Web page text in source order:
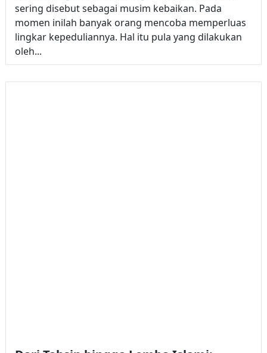
sering disebut sebagai musim kebaikan. Pada
momen inilah banyak orang mencoba memperluas
lingkar kepeduliannya. Hal itu pula yang dilakukan
oleh...